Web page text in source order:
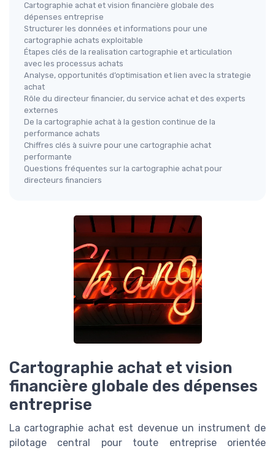
Cartographie achat et vision financière globale des
dépenses entreprise
Structurer les données et informations pour une
cartographie achats exploitable
Étapes clés de la realisation cartographie et articulation
avec les processus achats
Analyse, opportunités d’optimisation et lien avec la strategie
achat
Rôle du directeur financier, du service achat et des experts
externes
De la cartographie achat à la gestion continue de la
performance achats
Chiffres clés à suivre pour une cartographie achat
performante
Questions fréquentes sur la cartographie achat pour
directeurs financiers
Cartographie achat et vision
financière globale des dépenses
entreprise
La cartographie achat est devenue un instrument de
pilotage central pour toute entreprise orientée